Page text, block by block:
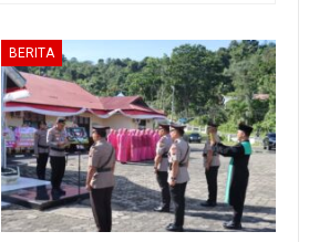
BERITA